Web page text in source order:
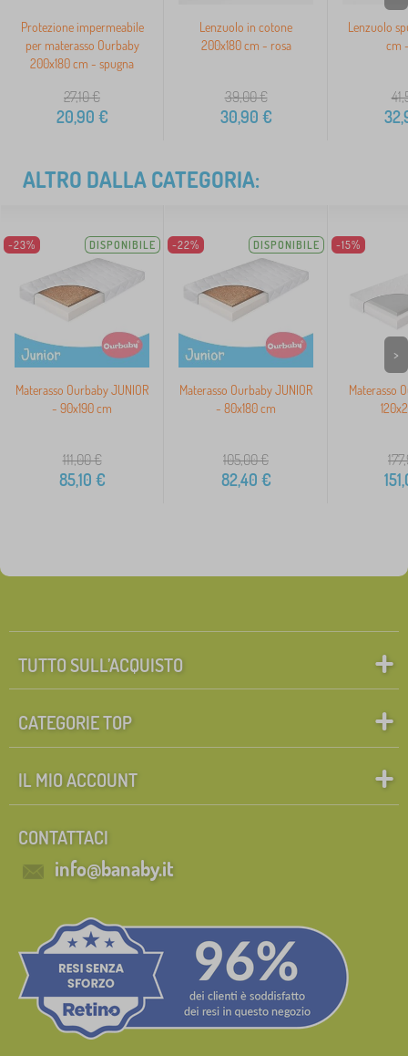
Protezione impermeabile
per materasso Ourbaby
200x180 cm - spugna
27,10€
20,90 €
Lenzuolo in cotone
200x180 cm - rosa
39,00€
30,90 €
Lenzuolo
cm
ALTRO DALLA CATEGORIA:
-23% DISPONIBILE
Materasso Ourbaby JUNIOR
- 90x190 cm
111,00€
85,10 €
-22% DISPONIBILE
Materasso Ourbaby JUNIOR
- 80x180 cm
105,00€
82,40 €
-15%
Materasso
>
TUTTO SULL’ACQUISTO
CATEGORIE TOP
IL MIO ACCOUNT
CONTATTACI
info@banaby.it